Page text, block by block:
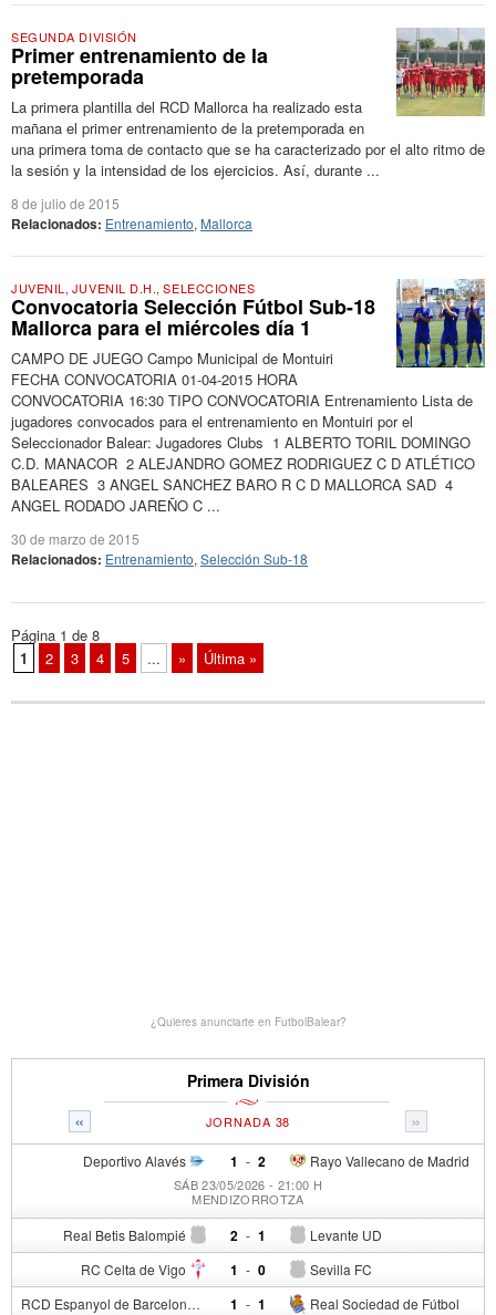
SEGUNDA DIVISIÓN
Primer entrenamiento de la
pretemporada
La primera plantilla del RCD Mallorca ha realizado esta
mañana el primer entrenamiento de la pretemporada en
una primera toma de contacto que se ha caracterizado por el alto ritmo de
la sesión y la intensidad de los ejercicios. Así, durante ...
8 de julio de 2015
Relacionados: Entrenamiento, Mallorca
JUVENIL , JUVENIL D.H.,SELECCIONES
Convocatoria Selección Fútbol Sub-18
Mallorca para el miércoles día 1
CAMPO DE JUEGO Campo Municipal de Montuiri
FECHA CONVOCATORIA 01-04-2015 HORA
CONVOCATORIA 16:30 TIPO CONVOCATORIA Entrenamiento Lista de
jugadores convocados para el entrenamiento en Montuiri por el
Seleccionador Balear: Jugadores Clubs 1 ALBERTO TORIL DOMINGO
C.D. MANACOR 2 ALEJANDRO GOMEZ RODRIGUEZ C D ATLÉTICO
BALEARES 3 ANGEL SANCHEZ BARO R C D MALLORCA SAD 4
ANGEL RODADO JAREÑO C ...
30 de marzo de 2015
Relacionados: Entrenamiento, Selección Sub-18
Página 1 de 8
1
2 3 4 5 ... » Última »
¿Quieres anunciarte en FutbolBalear?
Primera División
« »
JORNADA 38
Deportivo Alavés 1 - Rayo Vallecano de Madrid
2
SÁB 23/05/2026 - 21:00 H
MENDIZORROTZA
Real Betis Balompié 2 - Levante UD
1
RC Celta de Vigo 1 - Sevilla FC
0
RCD Espanyol de Barcelona 1 - Real Sociedad de Fútbol
1